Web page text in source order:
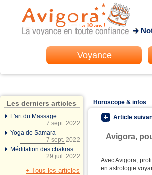
Voyance
Les derniers articles
L'art du Massage
7 sept. 2022
Yoga de Samara
7 sept. 2022
Méditation des chakras
29 juil. 2022
+ Tous les articles
Horoscope & infos
Article
Avigora,
Avec Avigora,
en astrologie